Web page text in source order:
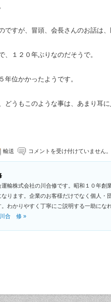
ですが、冒頭、会長さんのお話は
、１２０年ぶりなのだそうで。
年位かかったようです。
どうもこのような事は、あまり耳
輸送 コメントを受け付けていません。
運輸株式会社の川合修です。昭和１０年創
なります。企業のお客様だけでなく個人・
。わかりやすく丁寧にご説明する一助にな
川合 修 »